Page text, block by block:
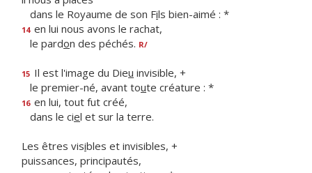
dans le Royaume de son Fils bien-aimé : *
14 en lui nous avons le rachat,
le pardon des péchés. R/
15 Il est l'image du Dieu invisible, +
le premier-né, avant toute créature : *
16 en lui, tout fut créé,
dans le ciel et sur la terre.
Les êtres visibles et invisibles, +
puissances, principautés,